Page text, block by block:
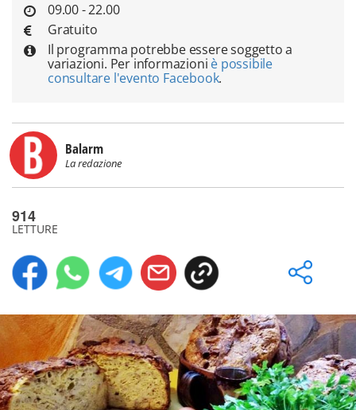
09.00 - 22.00
Gratuito
Il programma potrebbe essere soggetto a
variazioni. Per informazioni è possibile
consultare l'evento Facebook.
Balarm
La redazione
914
LETTURE